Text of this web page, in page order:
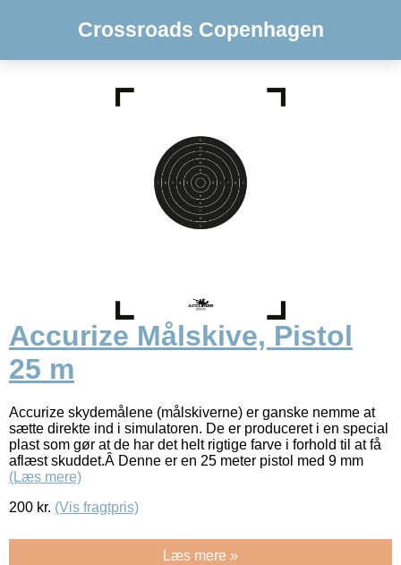
Crossroads Copenhagen
Accurize Målskive, Pistol
25 m
Accurize skydemålene (målskiverne) er ganske nemme at
sætte direkte ind i simulatoren. De er produceret i en special
plast som gør at de har det helt rigtige farve i forhold til at få
aflæst skuddet.Â Denne er en 25 meter pistol med 9 mm
(Læs mere)
200 kr. (Vis fragtpris)
Læs mere »